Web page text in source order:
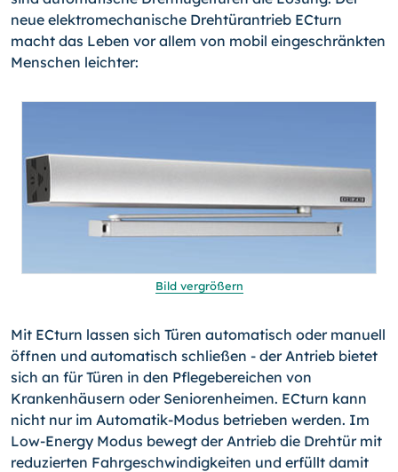
neue elektromechanische Drehtürantrieb ECturn
macht das Leben vor allem von mobil eingeschränkten
Menschen leichter:
Bild vergrößern
Mit ECturn lassen sich Türen automatisch oder manuell
öffnen und automatisch schließen - der Antrieb bietet
sich an für Türen in den Pflegebereichen von
Krankenhäusern oder Seniorenheimen. ECturn kann
nicht nur im Automatik-Modus betrieben werden. Im
Low-Energy Modus bewegt der Antrieb die Drehtür mit
reduzierten Fahrgeschwindigkeiten und erfüllt damit